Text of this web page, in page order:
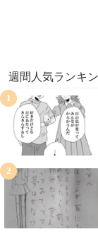
週間人気ランキ
1
2